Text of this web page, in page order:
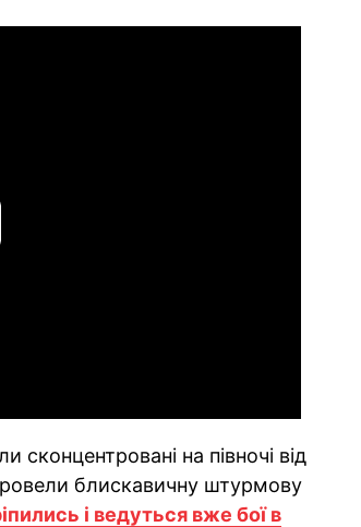
сконцентровані на півночі від
блискавичну штурмову
і ведуться вже бої в